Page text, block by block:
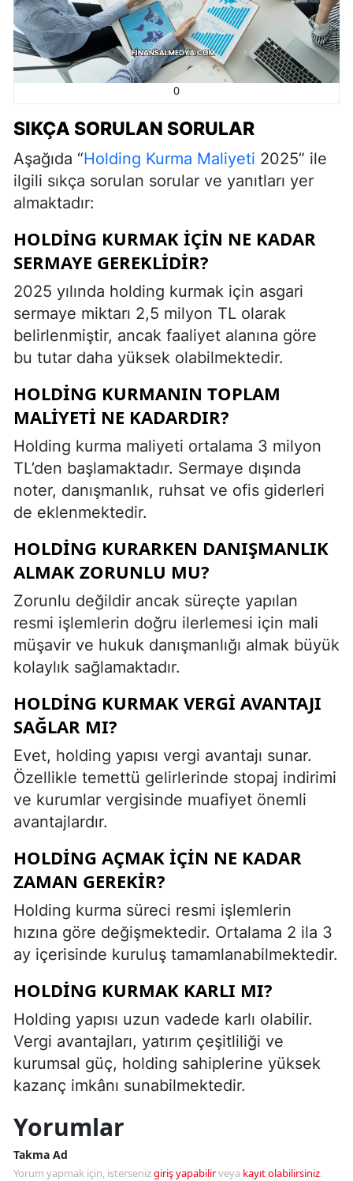
0
SIKÇA SORULAN SORULAR
Aşağıda “Holding Kurma Maliyeti 2025” ile
ilgili sıkça sorulan sorular ve yanıtları yer
almaktadır:
HOLDING KURMAK İÇIN NE KADAR
SERMAYE GEREKLIDIR?
2025 yılında holding kurmak için asgari
sermaye miktarı 2,5 milyon TL olarak
belirlenmiştir, ancak faaliyet alanına göre
bu tutar daha yüksek olabilmektedir.
HOLDING KURMANIN TOPLAM
MALIYETI NE KADARDIR?
Holding kurma maliyeti ortalama 3 milyon
TL’den başlamaktadır. Sermaye dışında
noter, danışmanlık, ruhsat ve ofis giderleri
de eklenmektedir.
HOLDING KURARKEN DANIŞMANLIK
ALMAK ZORUNLU MU?
Zorunlu değildir ancak süreçte yapılan
resmi işlemlerin doğru ilerlemesi için mali
müşavir ve hukuk danışmanlığı almak büyük
kolaylık sağlamaktadır.
HOLDING KURMAK VERGI AVANTAJI
SAĞLAR MI?
Evet, holding yapısı vergi avantajı sunar.
Özellikle temettü gelirlerinde stopaj indirimi
ve kurumlar vergisinde muafiyet önemli
avantajlardır.
HOLDING AÇMAK İÇIN NE KADAR
ZAMAN GEREKIR?
Holding kurma süreci resmi işlemlerin
hızına göre değişmektedir. Ortalama 2 ila 3
ay içerisinde kuruluş tamamlanabilmektedir.
HOLDING KURMAK KARLI MI?
Holding yapısı uzun vadede karlı olabilir.
Vergi avantajları, yatırım çeşitliliği ve
kurumsal güç, holding sahiplerine yüksek
kazanç imkânı sunabilmektedir.
Yorumlar
Takma Ad
Yorum yapmak için, istersenizgiriş yapabilirveya kayıt olabilirsiniz.